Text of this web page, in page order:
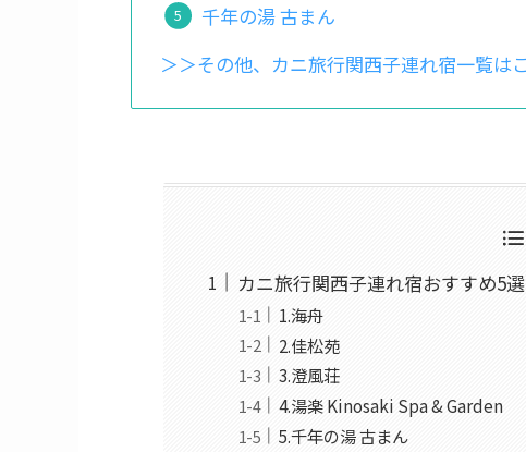
千年の湯 古まん
＞＞その他、カニ旅行関西子連れ宿一覧は
カニ旅行関西子連れ宿おすすめ5選
1.海舟
2.佳松苑
3.澄風荘
4.湯楽 Kinosaki Spa & Garden
5.千年の湯 古まん